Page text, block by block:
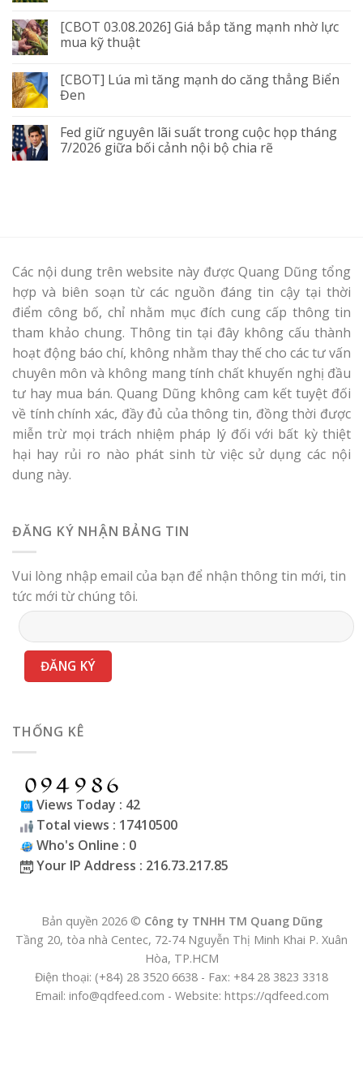
[CBOT 03.08.2026] Giá bắp tăng mạnh nhờ lực
mua kỹ thuật
[CBOT] Lúa mì tăng mạnh do căng thẳng Biển
Đen
Fed giữ nguyên lãi suất trong cuộc họp tháng
7/2026 giữa bối cảnh nội bộ chia rẽ
Các nội dung trên website này được Quang Dũng tổng
hợp và biên soạn từ các nguồn đáng tin cậy tại thời
điểm công bố, chỉ nhằm mục đích cung cấp thông tin
tham khảo chung. Thông tin tại đây không cấu thành
hoạt động báo chí, không nhằm thay thế cho các tư vấn
chuyên môn và không mang tính chất khuyến nghị đầu
tư hay mua bán. Quang Dũng không cam kết tuyệt đối
về tính chính xác, đầy đủ của thông tin, đồng thời được
miễn trừ mọi trách nhiệm pháp lý đối với bất kỳ thiệt
hại hay rủi ro nào phát sinh từ việc sử dụng các nội
dung này.
ĐĂNG KÝ NHẬN BẢNG TIN
Vui lòng nhập email của bạn để nhận thông tin mới, tin
tức mới từ chúng tôi.
THỐNG KÊ
Views Today : 42
Total views : 17410500
Who's Online : 0
Your IP Address : 216.73.217.85
Bản quyền 2026 © Công ty TNHH TM Quang Dũng
Tầng 20, tòa nhà Centec, 72-74 Nguyễn Thị Minh Khai P. Xuân
Hòa, TP.HCM
Điện thoại: (+84) 28 3520 6638 - Fax: +84 28 3823 3318
Email: info@qdfeed.com - Website: https://qdfeed.com